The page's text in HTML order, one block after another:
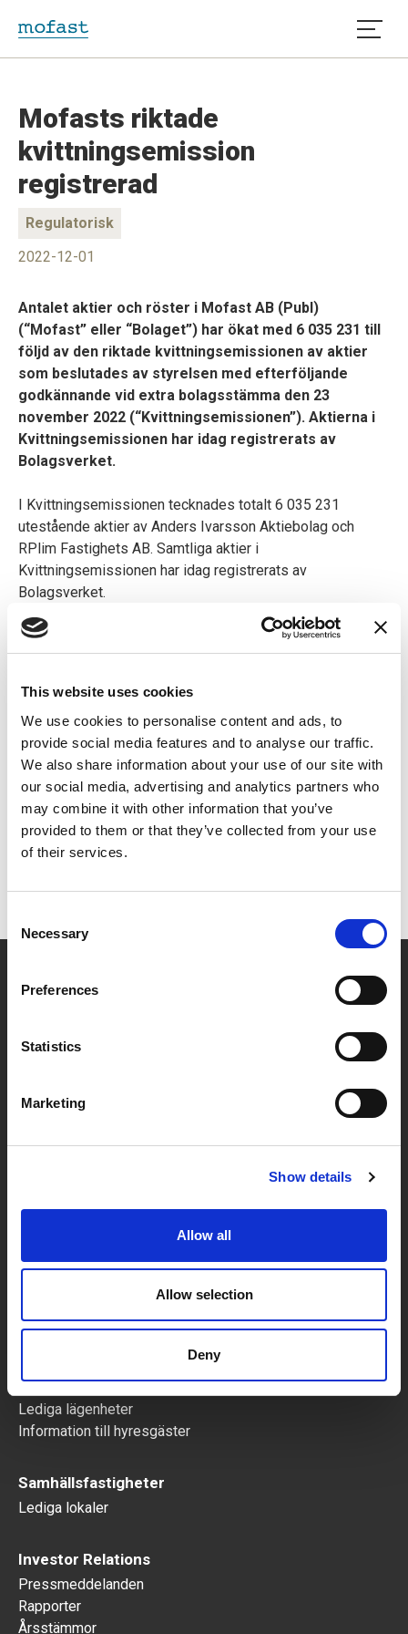
This website uses cookies
We use cookies to personalise content and ads, to
provide social media features and to analyse our traffic.
We also share information about your use of our site with
our social media, advertising and analytics partners who
may combine it with other information that you’ve
provided to them or that they’ve collected from your use
of their services.
Selection
Necessary
Preferences
Statistics
Marketing
Show details
Allow all
Allow selection
Deny
Mofasts riktade
kvittningsemission
registrerad
Regulatorisk
2022-12-01
Antalet aktier och röster i Mofast AB (Publ)
(“Mofast” eller “Bolaget”) har ökat med 6 035 231 till
följd av den riktade kvittningsemissionen av aktier
som beslutades av styrelsen med efterföljande
godkännande vid extra bolagsstämma den 23
november 2022 (“Kvittningsemissionen”). Aktierna i
Kvittningsemissionen har idag registrerats av
Bolagsverket.
I Kvittningsemissionen tecknades totalt 6 035 231
utestående aktier av Anders Ivarsson Aktiebolag och
RPlim Fastighets AB. Samtliga aktier i
Kvittningsemissionen har idag registrerats av
Bolagsverket.
I dag, den 1 december 2022, finns det således totalt
17 837 240 aktier och lika många röster i Bolaget.
6 035 231 SEK och uppgår efter ökningen till 17 837 240
SEK.
För ytterligare information, vänligen kontakta:
Kontakter
Jonas Blomquist, Ordförande
Styrelse och ledande befattningshavare
Felanmälan Södertälje
Lediga lokaler
Mitt boende
Lediga lägenheter
Information till hyresgäster
Samhällsfastigheter
Lediga lokaler
Investor Relations
Pressmeddelanden
Rapporter
Årsstämmor